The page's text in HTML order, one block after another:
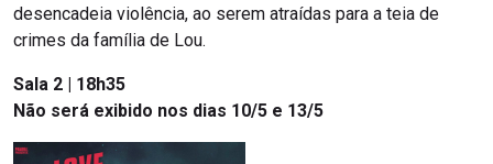
desencadeia violência, ao serem atraídas para a teia de
crimes da família de Lou.
Sala 2 | 18h35
Não será exibido nos dias 10/5 e 13/5